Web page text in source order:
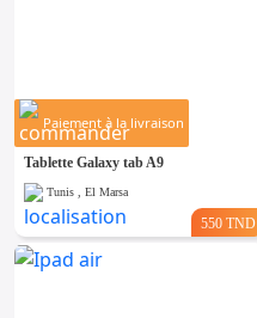
Paiement à la livraison
Tablette Galaxy tab A9
Tunis , El Marsa
550 TND